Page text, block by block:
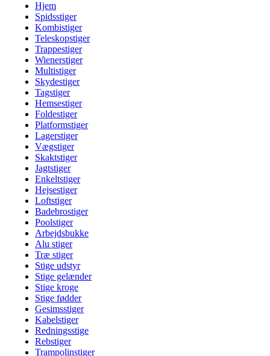
Hjem
Spidsstiger
Kombistiger
Teleskopstiger
Trappestiger
Wienerstiger
Multistiger
Skydestiger
Tagstiger
Hemsestiger
Foldestiger
Platformstiger
Lagerstiger
Vægstiger
Skaktstiger
Jagtstiger
Enkeltstiger
Hejsestiger
Loftstiger
Badebrostiger
Poolstiger
Arbejdsbukke
Alu stiger
Træ stiger
Stige udstyr
Stige gelænder
Stige kroge
Stige fødder
Gesimsstiger
Kabelstiger
Redningsstige
Rebstiger
Trampolinstiger